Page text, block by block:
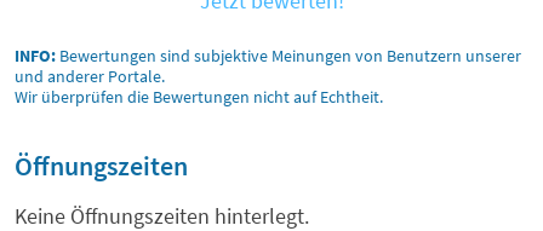
INFO: Bewertungen sind subjektive Meinungen von Benutzern unserer
und anderer Portale.
Wir überprüfen die Bewertungen nicht auf Echtheit.
Öffnungszeiten
Keine Öffnungszeiten hinterlegt.